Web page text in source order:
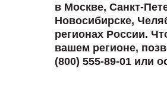
в Москве, Санкт-
Новосибирске,
регионах России.
вашем регионе,
(800) 555-89-01 или